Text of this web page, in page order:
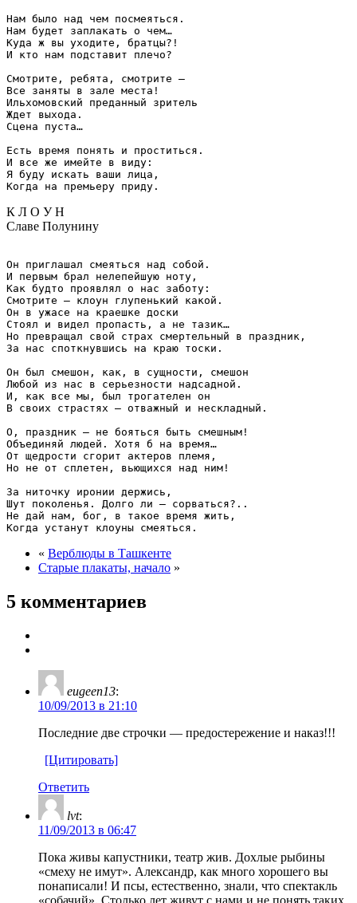
Нам было над чем посмеяться.
Нам будет заплакать о чем…
Куда ж вы уходите, братцы?!
И кто нам подставит плечо?
Смотрите, ребята, смотрите –
Все заняты в зале места!
Ильхомовский преданный зритель
Ждет выхода.
Сцена пуста…
Есть время понять и проститься.
И все же имейте в виду:
Я буду искать ваши лица,
К Л О У Н
Славе Полунину
Он приглашал смеяться над собой.
И первым брал нелепейшую ноту,
Как будто проявлял о нас заботу:
Смотрите – клоун глупенький какой.
Он в ужасе на краешке доски
Стоял и видел пропасть, а не тазик…
Но превращал свой страх смертельный в праздник,
За нас споткнувшись на краю тоски.
Он был смешон, как, в сущности, смешон
Любой из нас в серьезности надсадной.
И, как все мы, был трогателен он
В своих страстях – отважный и нескладный.
О, праздник – не бояться быть смешным!
Объединяй людей. Хотя б на время…
От щедрости сгорит актеров племя,
Но не от сплетен, вьющихся над ним!
За ниточку иронии держись,
Шут поколенья. Долго ли – сорваться?..
Не дай нам, бог, в такое время жить,
« Верблюды в Ташкенте
Старые плакаты, начало »
5 комментариев
eugeen13:
10/09/2013 в 21:10
Последние две строчки — предостережение и наказ!!!
[Цитировать]
Ответить
lvt:
11/09/2013 в 06:47
Пока живы капустники, театр жив. Дохлые рыбины
«смеху не имут». Александр, как много хорошего вы
понаписали! И псы, естественно, знали, что спектакль
«собачий». Столько лет живут с нами и не понять таких